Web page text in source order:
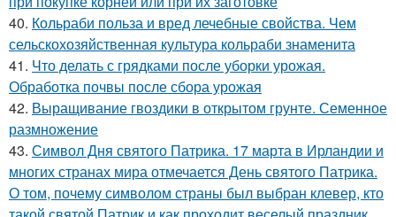
40. Кольраби польза и вред лечебные свойства. Чем
сельскохозяйственная культура кольраби знаменита
41. Что делать с грядками после уборки урожая.
Обработка почвы после сбора урожая
42. Выращивание гвоздики в открытом грунте. Семенное
размножение
43. Символ Дня святого Патрика. 17 марта в Ирландии и
многих странах мира отмечается День святого Патрика.
О том, почему символом страны был выбран клевер, кто